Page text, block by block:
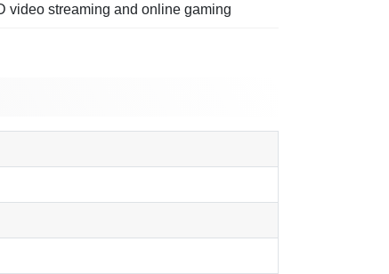
video streaming and online gaming